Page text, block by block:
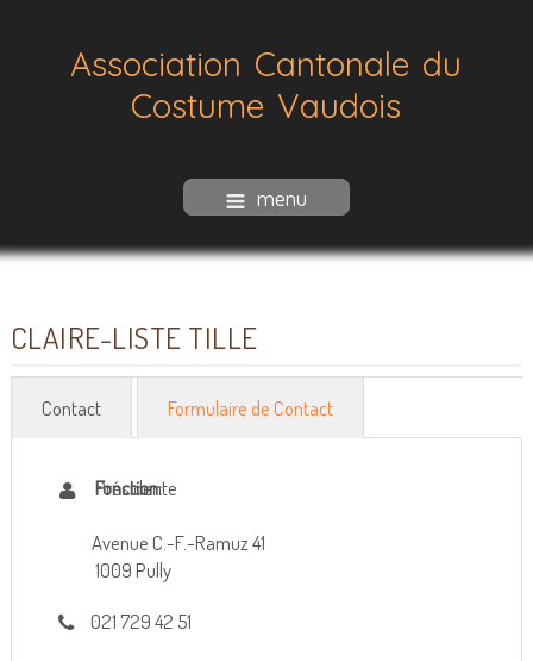
Association Cantonale du
Costume Vaudois
menu
CLAIRE-LISTE TILLE
Contact Formulaire de Contact
Fonction:
Présidente
Avenue C.-F.-Ramuz 41
1009 Pully
021 729 42 51